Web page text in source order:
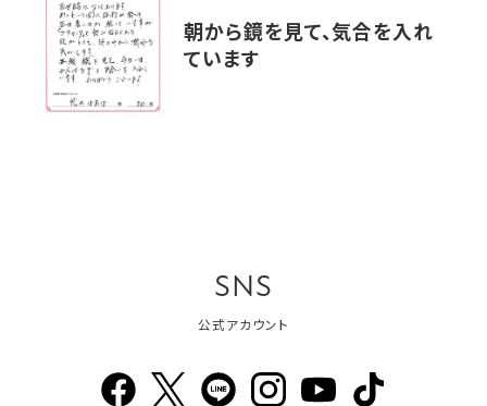
朝から鏡を見て、気合を入れ
ています
SNS
公式アカウント